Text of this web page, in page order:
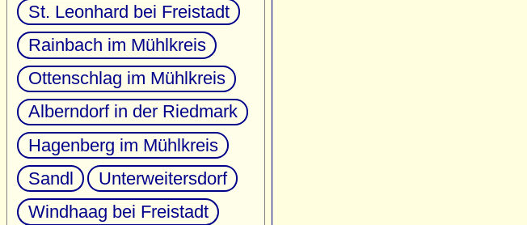
St. Leonhard bei Freistadt
Rainbach im Mühlkreis
Ottenschlag im Mühlkreis
Alberndorf in der Riedmark
Hagenberg im Mühlkreis
Sandl
Unterweitersdorf
Windhaag bei Freistadt